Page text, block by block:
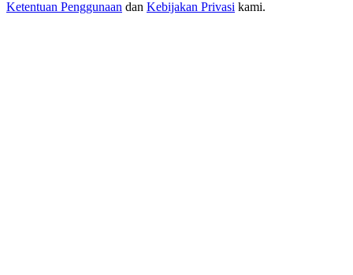
BTC New User Exclusive: 6.5% APR
Ketentuan Penggunaan dan Kebijakan Privasi kami.